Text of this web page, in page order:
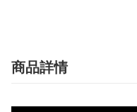
商品詳情